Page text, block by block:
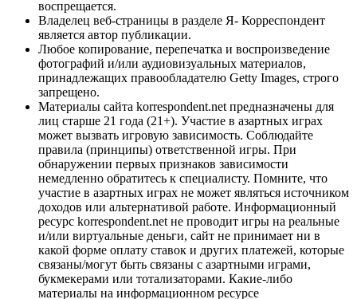
воспрещается.
Владелец веб-страницы в разделе Я- Корреспондент
является автор публикации.
Любое копирование, перепечатка и воспроизведение
фотографий и/или аудиовизуальных материалов,
принадлежащих правообладателю Getty Images, строго
запрещено.
Материалы сайта korrespondent.net предназначены для
лиц старше 21 года (21+). Участие в азартных играх
может вызвать игровую зависимость. Соблюдайте
правила (принципы) ответственной игры. При
обнаружении первых признаков зависимости
немедленно обратитесь к специалисту. Помните, что
участие в азартных играх не может являться источником
доходов или альтернативой работе. Информационный
ресурс korrespondent.net не проводит игры на реальные
и/или виртуальные деньги, сайт не принимает ни в
какой форме оплату ставок и других платежей, которые
связаны/могут быть связаны с азартными играми,
букмекерами или тотализаторами. Какие-либо
материалы на информационном ресурсе